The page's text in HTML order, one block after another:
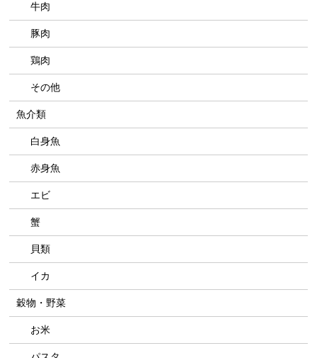
牛肉
豚肉
鶏肉
その他
魚介類
白身魚
赤身魚
エビ
蟹
貝類
イカ
穀物・野菜
お米